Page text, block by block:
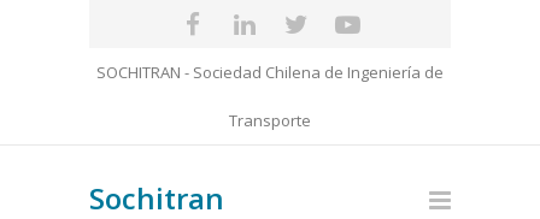
SOCHITRAN - Sociedad Chilena de Ingeniería de
Transporte
Sochitran